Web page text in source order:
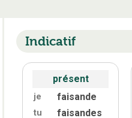
Indicatif
présent
je faisande
tu faisandes